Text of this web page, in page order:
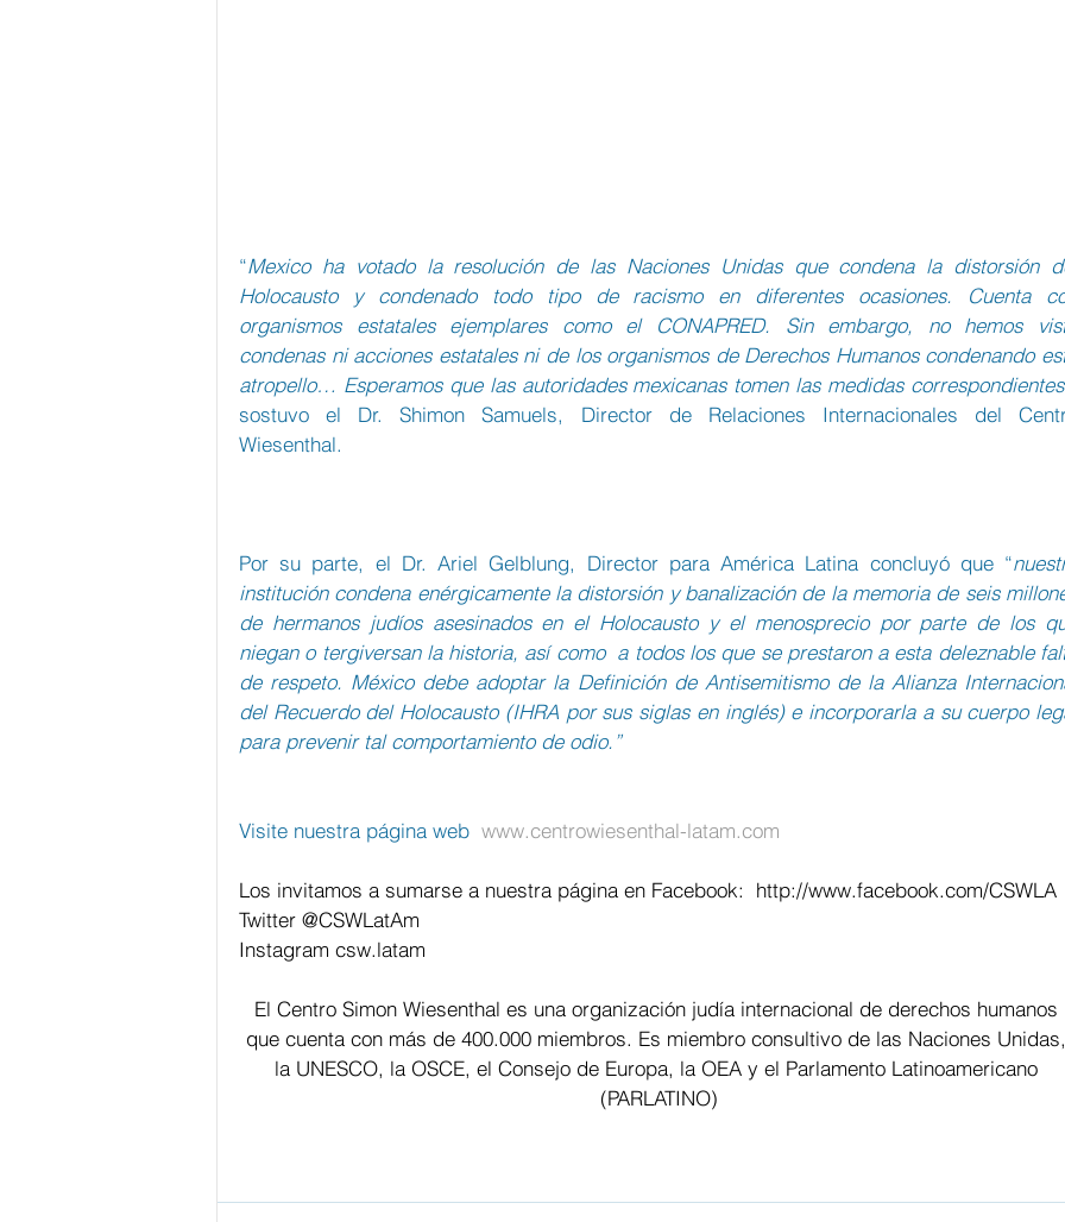
“Mexico ha votado la resolución de las Naciones Unidas que condena la distorsión
Holocausto y condenado todo tipo de racismo en diferentes ocasiones. Cuenta
organismos estatales ejemplares como el CONAPRED. Sin embargo, no hemos
condenas ni acciones estatales ni de los organismos de Derechos Humanos condenando
atropello… Esperamos que las autoridades mexicanas tomen las medidas
sostuvo el Dr. Shimon Samuels, Director de Relaciones Internacionales del
Wiesenthal.
Por su parte, el Dr. Ariel Gelblung, Director para América Latina concluyó que “
institución condena enérgicamente la distorsión y banalización de la memoria de seis
de hermanos judíos asesinados en el Holocausto y el menosprecio por parte de los
niegan o tergiversan la historia, así como  a todos los que se prestaron a esta deleznable
de respeto. México debe adoptar la Definición de Antisemitismo de la Alianza
del Recuerdo del Holocausto (IHRA por sus siglas en inglés) e incorporarla a su cuerpo
para prevenir tal comportamiento de odio.”
Visite nuestra página web www.centrowiesenthal-latam.com
Los invitamos a sumarse a nuestra página en Facebook: http://www.facebook.com/CSWLA
Twitter @CSWLatAm
Instagram csw.latam
El Centro Simon Wiesenthal es una organización judía internacional de derechos humanos
que cuenta con más de 400.000 miembros. Es miembro consultivo de las Naciones
la UNESCO, la OSCE, el Consejo de Europa, la OEA y el Parlamento Latinoamericano
(PARLATINO)